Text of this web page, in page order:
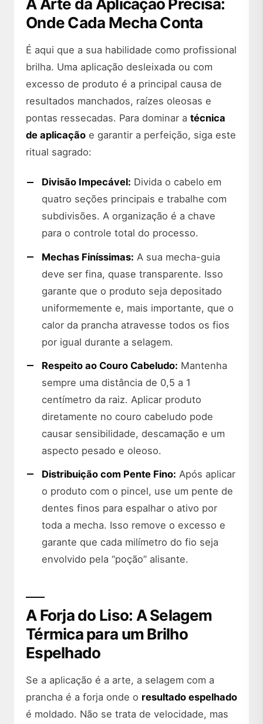
A Arte da Aplicação Precisa:
Onde Cada Mecha Conta
É aqui que a sua habilidade como profissional
brilha. Uma aplicação desleixada ou com
excesso de produto é a principal causa de
resultados manchados, raízes oleosas e
pontas ressecadas. Para dominar a técnica
de aplicação e garantir a perfeição, siga este
ritual sagrado:
Divisão Impecável: Divida o cabelo em
quatro seções principais e trabalhe com
subdivisões. A organização é a chave
para o controle total do processo.
Mechas Finíssimas: A sua mecha-guia
deve ser fina, quase transparente. Isso
garante que o produto seja depositado
uniformemente e, mais importante, que o
calor da prancha atravesse todos os fios
por igual durante a selagem.
Respeito ao Couro Cabeludo: Mantenha
sempre uma distância de 0,5 a 1
centímetro da raiz. Aplicar produto
diretamente no couro cabeludo pode
causar sensibilidade, descamação e um
aspecto pesado e oleoso.
Distribuição com Pente Fino: Após aplicar
o produto com o pincel, use um pente de
dentes finos para espalhar o ativo por
toda a mecha. Isso remove o excesso e
garante que cada milímetro do fio seja
envolvido pela “poção” alisante.
A Forja do Liso: A Selagem
Térmica para um Brilho
Espelhado
Se a aplicação é a arte, a selagem com a
prancha é a forja onde o resultado espelhado
é moldado. Não se trata de velocidade, mas